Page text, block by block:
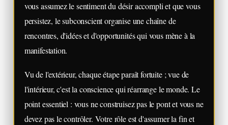
vous assumez le sentiment du désir accompli et que vous
persistez, le subconscient organise une chaîne de
rencontres, d'idées et d'opportunités qui vous mène à la
manifestation.
Vu de l'extérieur, chaque étape paraît fortuite ; vue de
l'intérieur, c'est la conscience qui réarrange le monde. Le
point essentiel : vous ne construisez pas le pont et vous ne
devez pas le contrôler. Votre rôle est d'assumer la fin et